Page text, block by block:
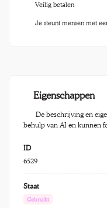
Veilig betalen
Je steunt mensen met
Eigenschappen
De beschrijving en
behulp van AI en kunnen
ID
6529
Staat
Gebruikt